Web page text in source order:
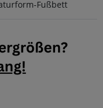
Fußbett